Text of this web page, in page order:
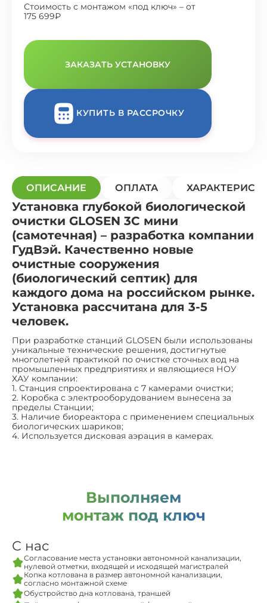
Стоимость с монтажом «под ключ» – от
175 699₽
ЗАКАЗАТЬ УСТАНОВКУ
КУПИТЬ В РАССРОЧКУ
ОПИСАНИЕ ОПЛАТА
Установка глубокой биологической
очистки GLOSEN 3С мини
(самотечная) – разработка компании
ГудВэй. Качественно новые
очистные сооружения
(биологический септик) для
каждого дома на российском рынке.
Установка рассчитана для 3-5
человек.
При разработке станций GLOSEN были использованы
уникальные технические решения, достигнутые
многолетней практикой по очистке сточных вод на
промышленных предприятиях и являющиеся НОУ
ХАУ компании:
1. Станция спроектирована с 7 камерами очистки;
2. Коробка с электрооборудованием вынесена за
пределы Станции;
3. Наличие биореактора с применением специальных
биологических шариков;
4. Используется дисковая аэрация в камерах.
Выполняем
монтаж под ключ
С нас
Согласование места установки автономной канализации,
нулевой отметки, входящей и исходящей магистралей
Копка котлована в размер автономной канализации,
согласно монтажной схеме
Обустройство дна котлована, траншей